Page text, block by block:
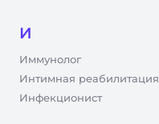
И
Иммунолог
Интимная реабилитация
Инфекционист